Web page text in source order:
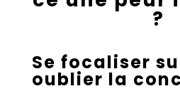
?
Se focaliser
oublier la